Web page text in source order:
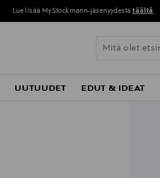
Lue lisää MyStockmann-jäsenyydestä täältä
UUTUUDET EDUT & IDEAT